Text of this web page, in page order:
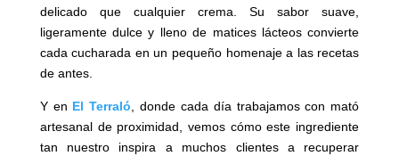
delicado que cualquier crema. Su sabor suave,
ligeramente dulce y lleno de matices lácteos convierte
cada cucharada en un pequeño homenaje a las recetas
de antes.
Y en El Terraló, donde cada día trabajamos con mató
artesanal de proximidad, vemos cómo este ingrediente
tan nuestro inspira a muchos clientes a recuperar